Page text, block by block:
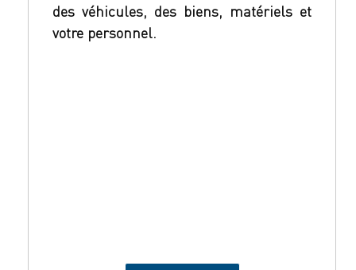
des véhicules, des biens, matériels et
votre personnel.